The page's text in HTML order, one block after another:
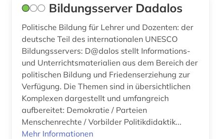
pressemitteilung (1)
primärquelle (2)
protestantismus (1)
präsidentenwahl (6)
putin, vladimir vladimirovič | politiker;
staatspräsident (2)
Bildungsserver Dadalos
Politische Bildung für Lehrer und Dozenten: der
deutsche Teil des internationalen UNESCO
Bildungsservers: D@dalos stellt Informations-
und Unterrichtsmaterialien aus dem Bereich der
politischen Bildung und Friedenserziehung zur
Verfügung. Die Themen sind in übersichtlichen
Komplexen dargestellt und umfangreich
aufbereitet: Demokratie / Parteien
Menschenrechte / Vorbilder Politikdidaktik...
Mehr Informationen